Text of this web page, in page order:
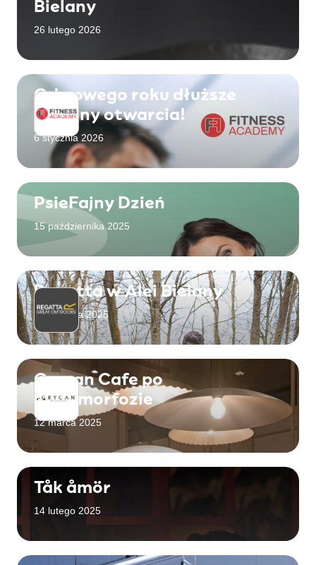
Bielany
26 lutego 2026
Od nowego roku dłuższe
godziny otwarcia!
6 stycznia 2026
PsieFajny Dzień
15 października 2025
Regatta w Alei Bielany
18 sierpnia 2025
Grycan Cafe po
metamorfozie
12 marca 2025
Tåk åmör
14 lutego 2025